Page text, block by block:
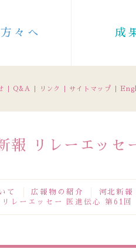
々へ 成
Q&A リンク サイトマップ
報 リレーエッセ
て 広報物の紹介
河北新報
レーエッセー 医進伝心 第61回
2026/8/11～8/16（一部8/10～））